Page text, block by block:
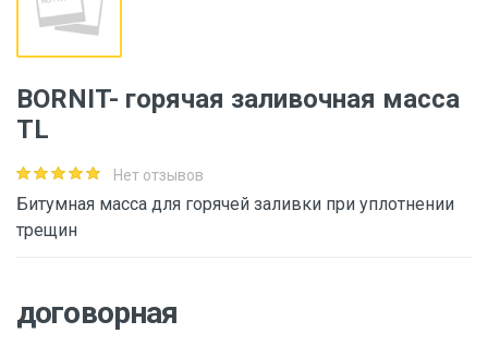
BORNIT- горячая заливочная масса
TL
Нет отзывов
Битумная масса для горячей заливки при уплотнении
трещин
договорная